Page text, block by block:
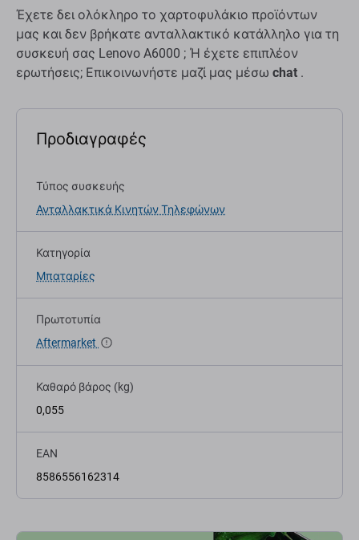
Έχετε δει ολόκληρο το χαρτοφυλάκιο προϊόντων
μας και δεν βρήκατε ανταλλακτικό κατάλληλο για τη
συσκευή σας Lenovo A6000 ; Ή έχετε επιπλέον
ερωτήσεις; Επικοινωνήστε μαζί μας μέσω chat .
Προδιαγραφές
Τύπος συσκευής
Ανταλλακτικά Κινητών Τηλεφώνων
Κατηγορία
Μπαταρίες
Πρωτοτυπία
Aftermarket
Καθαρό βάρος (kg)
0,055
EAN
8586556162314